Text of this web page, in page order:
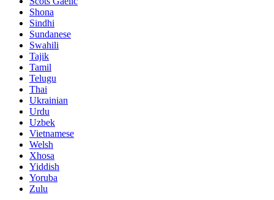
Shona
Sindhi
Sundanese
Swahili
Tajik
Tamil
Telugu
Thai
Ukrainian
Urdu
Uzbek
Vietnamese
Welsh
Xhosa
Yiddish
Yoruba
Zulu